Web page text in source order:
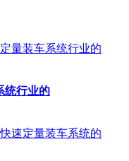
统行业的